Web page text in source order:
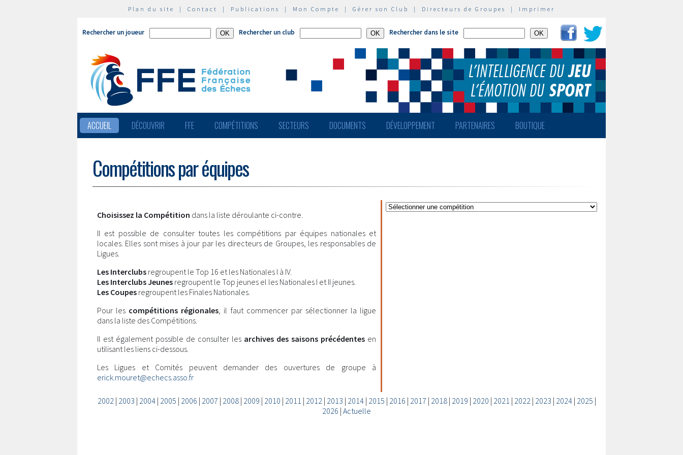
Plan du site | Contact | Publications | Mon Compte | Gérer son Club | Directeurs de Groupes | Imprimer
Rechercher un joueur Rechercher un club Rechercher dans le site
ACCUEIL DÉCOUVRIR FFE COMPÉTITIONS SECTEURS DOCUMENTS DÉVELOPPEMENT PARTENAIRES BOUTIQUE
Compétitions par équipes
Choisissez la Compétition dans la liste déroulante ci-contre.
Il est possible de consulter toutes les compétitions par équipes nationales et
locales. Elles sont mises à jour par les directeurs de Groupes, les responsables de
Ligues.
Les Interclubs regroupent le Top 16 et les Nationales I à IV.
Les Interclubs Jeunes regroupent le Top jeunes el les Nationales I et II jeunes.
Les Coupes regroupent les Finales Nationales.
Pour les compétitions régionales, il faut commencer par sélectionner la ligue
dans la liste des Compétitions.
Il est également possible de consulter les archives des saisons précédentes en
utilisant les liens ci-dessous.
Les Ligues et Comités peuvent demander des ouvertures de groupe à
erick.mouret@echecs.asso.fr
2002| 2003 | 2004| 2005 | 2006 | 2007 | 2008| 2009 | 2010 | 2011 | 2012| 2013 | 2014| 2015 | 2016 | 2017 | 2018| 2019 | 2020 | 2021 | 2022| 2023 | 2024| 2025 |
2026 | Actuelle